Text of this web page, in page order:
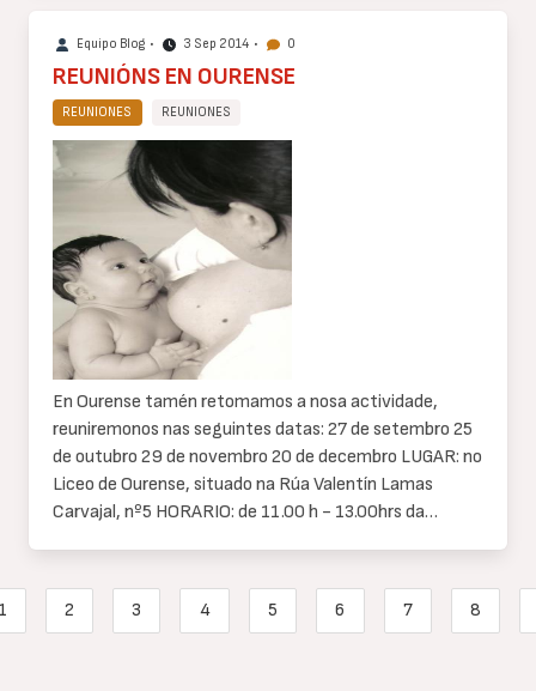
Equipo Blog • 3 Sep 2014 • 0
REUNIÓNS EN OURENSE
REUNIONES REUNIONES
Cuerpo
de
En Ourense tamén retomamos a nosa actividade,
reuniremonos nas seguintes datas: 27 de setembro 25
de outubro 29 de novembro 20 de decembro LUGAR: no
Liceo de Ourense, situado na Rúa Valentín Lamas
Carvajal, nº5 HORARIO: de 11.00 h - 13.00hrs da…
Paginación
Page Page
2
Page
3
Page
4
Página actual
5
Page
6
Page
7
Page
8